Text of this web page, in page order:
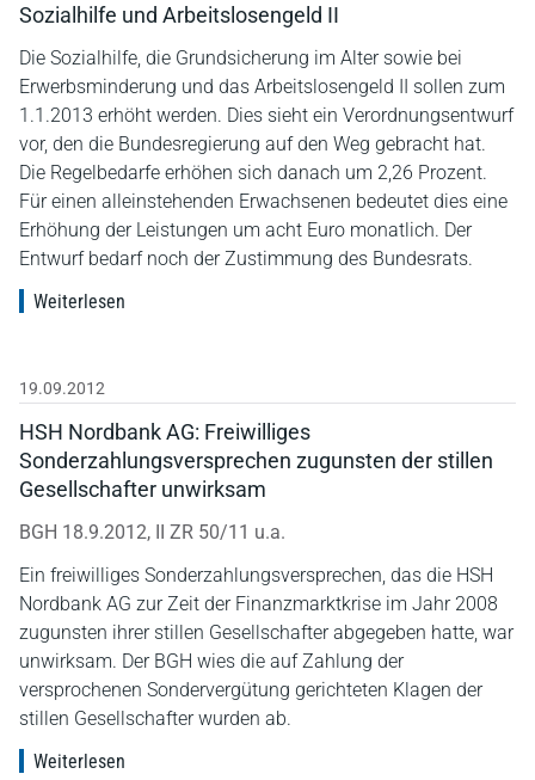
Sozialhilfe und Arbeitslosengeld II
Die Sozialhilfe, die Grundsicherung im Alter sowie bei
Erwerbsminderung und das Arbeitslosengeld II sollen zum
1.1.2013 erhöht werden. Dies sieht ein Verordnungsentwurf
vor, den die Bundesregierung auf den Weg gebracht hat.
Die Regelbedarfe erhöhen sich danach um 2,26 Prozent.
Für einen alleinstehenden Erwachsenen bedeutet dies eine
Erhöhung der Leistungen um acht Euro monatlich. Der
Entwurf bedarf noch der Zustimmung des Bundesrats.
Weiterlesen
19.09.2012
HSH Nordbank AG: Freiwilliges
Sonderzahlungsversprechen zugunsten der stillen
Gesellschafter unwirksam
BGH 18.9.2012, II ZR 50/11 u.a.
Ein freiwilliges Sonderzahlungsversprechen, das die HSH
Nordbank AG zur Zeit der Finanzmarktkrise im Jahr 2008
zugunsten ihrer stillen Gesellschafter abgegeben hatte, war
unwirksam. Der BGH wies die auf Zahlung der
versprochenen Sondervergütung gerichteten Klagen der
stillen Gesellschafter wurden ab.
Weiterlesen